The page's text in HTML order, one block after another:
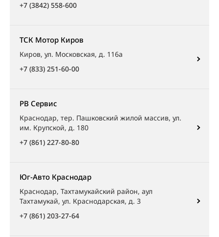
+7 (3842) 558-600
ТСК Мотор Киров
Киров, ул. Московская, д. 116а
+7 (833) 251-60-00
РВ Сервис
Краснодар, тер. Пашковский жилой массив, ул.
им. Крупской, д. 180
+7 (861) 227-80-80
Юг-Авто Краснодар
Краснодар, Тахтамукайский район, аул
Тахтамукай, ул. Краснодарская, д. 3
+7 (861) 203-27-64